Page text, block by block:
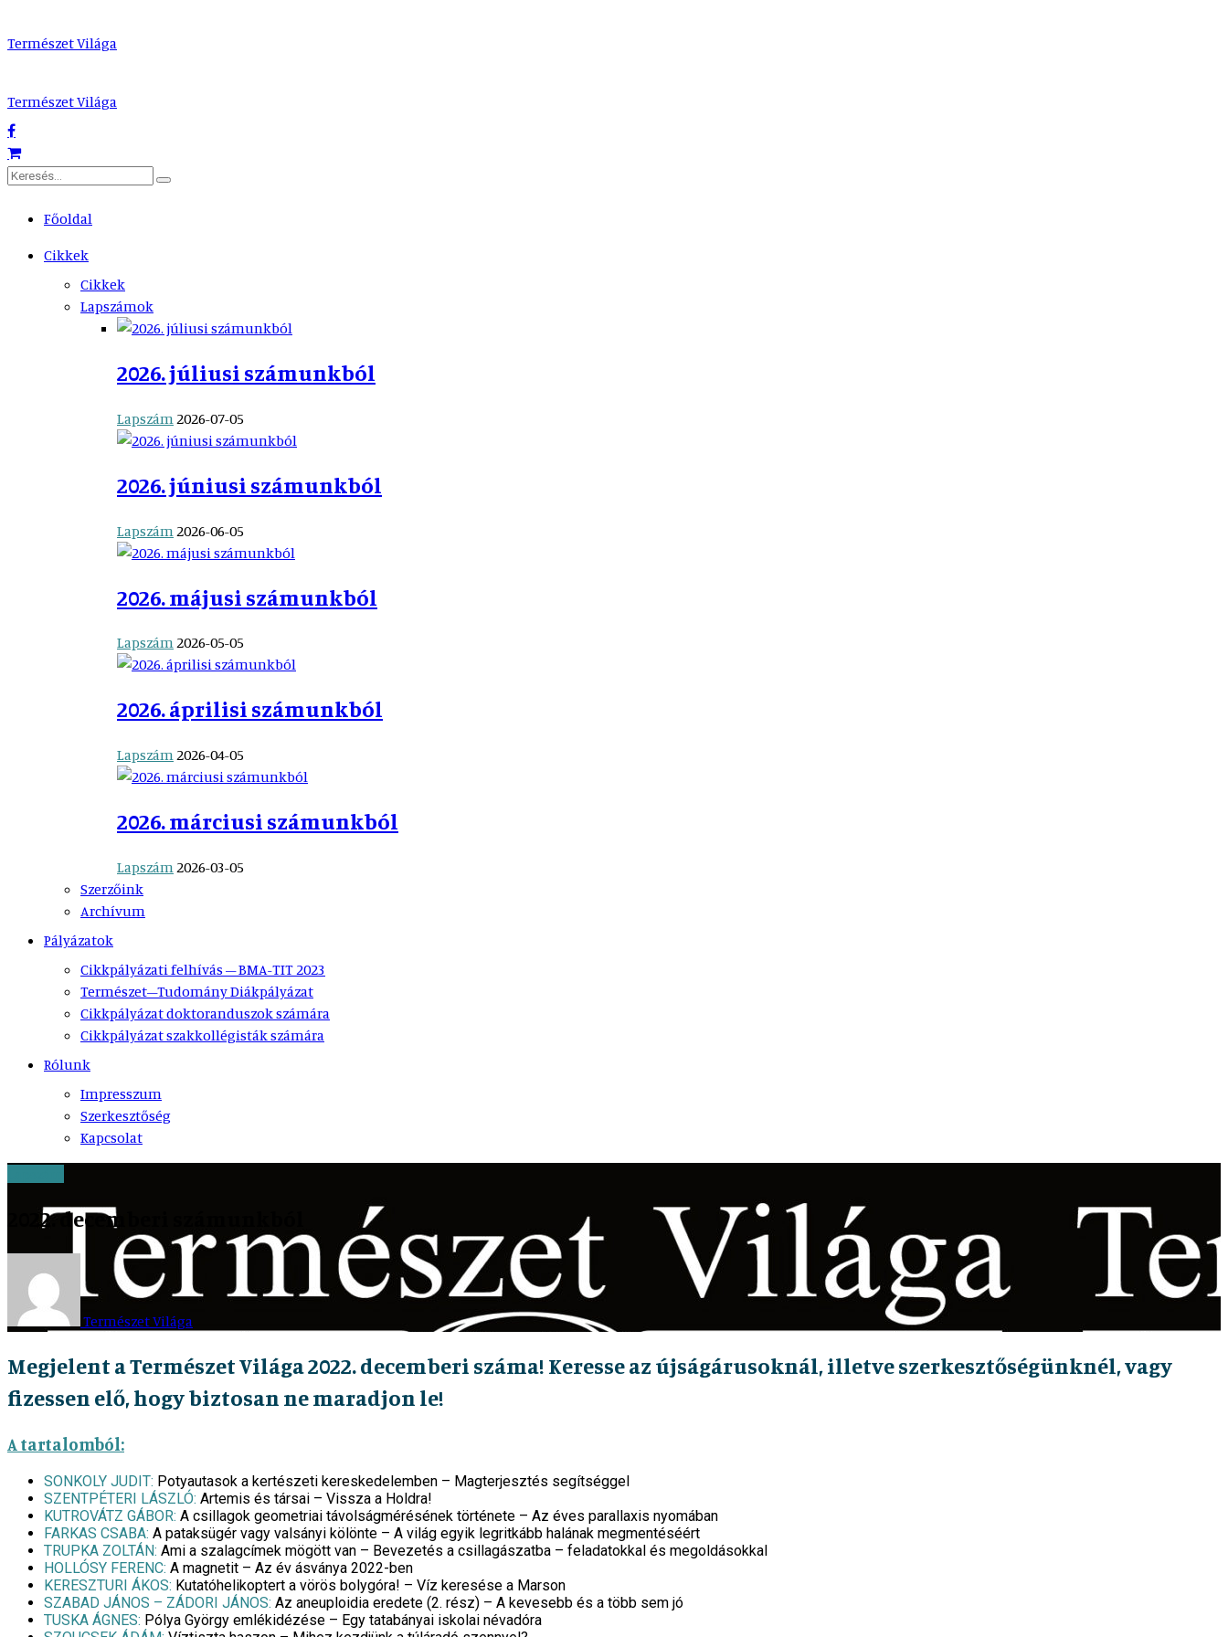
Természet Világa
Természet Világa
Főoldal
Cikkek
Cikkek
Lapszámok
2026. júliusi számunkból
Lapszám 2026-07-05
2026. júniusi számunkból
Lapszám 2026-06-05
2026. májusi számunkból
Lapszám2026-05-05
2026. áprilisi számunkból
Lapszám2026-04-05
2026. márciusi számunkból
Lapszám2026-03-05
Szerzőink
Archívum
Pályázatok
Cikkpályázati felhívás – BMA-TIT 2023
Természet–Tudomány Diákpályázat
Cikkpályázat doktoranduszok számára
Cikkpályázat szakkollégisták számára
Rólunk
Impresszum
Szerkesztőség
Kapcsolat
2022. decemberi számunkból
Természet Világa
Megjelent a Természet Világa 2022. decemberi száma! Keresse az újságárusoknál, illetve szerkesztőségünknél, vagy
fizessen elő, hogy biztosan ne maradjon le!
A tartalomból:
SONKOLY JUDIT: Potyautasok a kertészeti kereskedelemben – Magterjesztés segítséggel
SZENTPÉTERI LÁSZLÓ: Artemis és társai – Vissza a Holdra!
KUTROVÁTZ GÁBOR: A csillagok geometriai távolságmérésének története – Az éves parallaxis nyomában
FARKAS CSABA: A pataksügér vagy valsányi kölönte – A világ egyik legritkább halának megmentéséért
TRUPKA ZOLTÁN: Ami a szalagcímek mögött van – Bevezetés a csillagászatba – feladatokkal és megoldásokkal
HOLLÓSY FERENC: A magnetit – Az év ásványa 2022-ben
KERESZTURI ÁKOS: Kutatóhelikoptert a vörös bolygóra! – Víz keresése a Marson
SZABAD JÁNOS – ZÁDORI JÁNOS: Az aneuploidia eredete (2. rész) – A kevesebb és a több sem jó
TUSKA ÁGNES: Pólya György emlékidézése – Egy tatabányai iskolai névadóra